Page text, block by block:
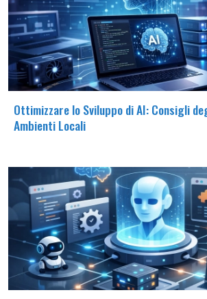
Ottimizzare lo Sviluppo di AI: Consigli
Ambienti Locali